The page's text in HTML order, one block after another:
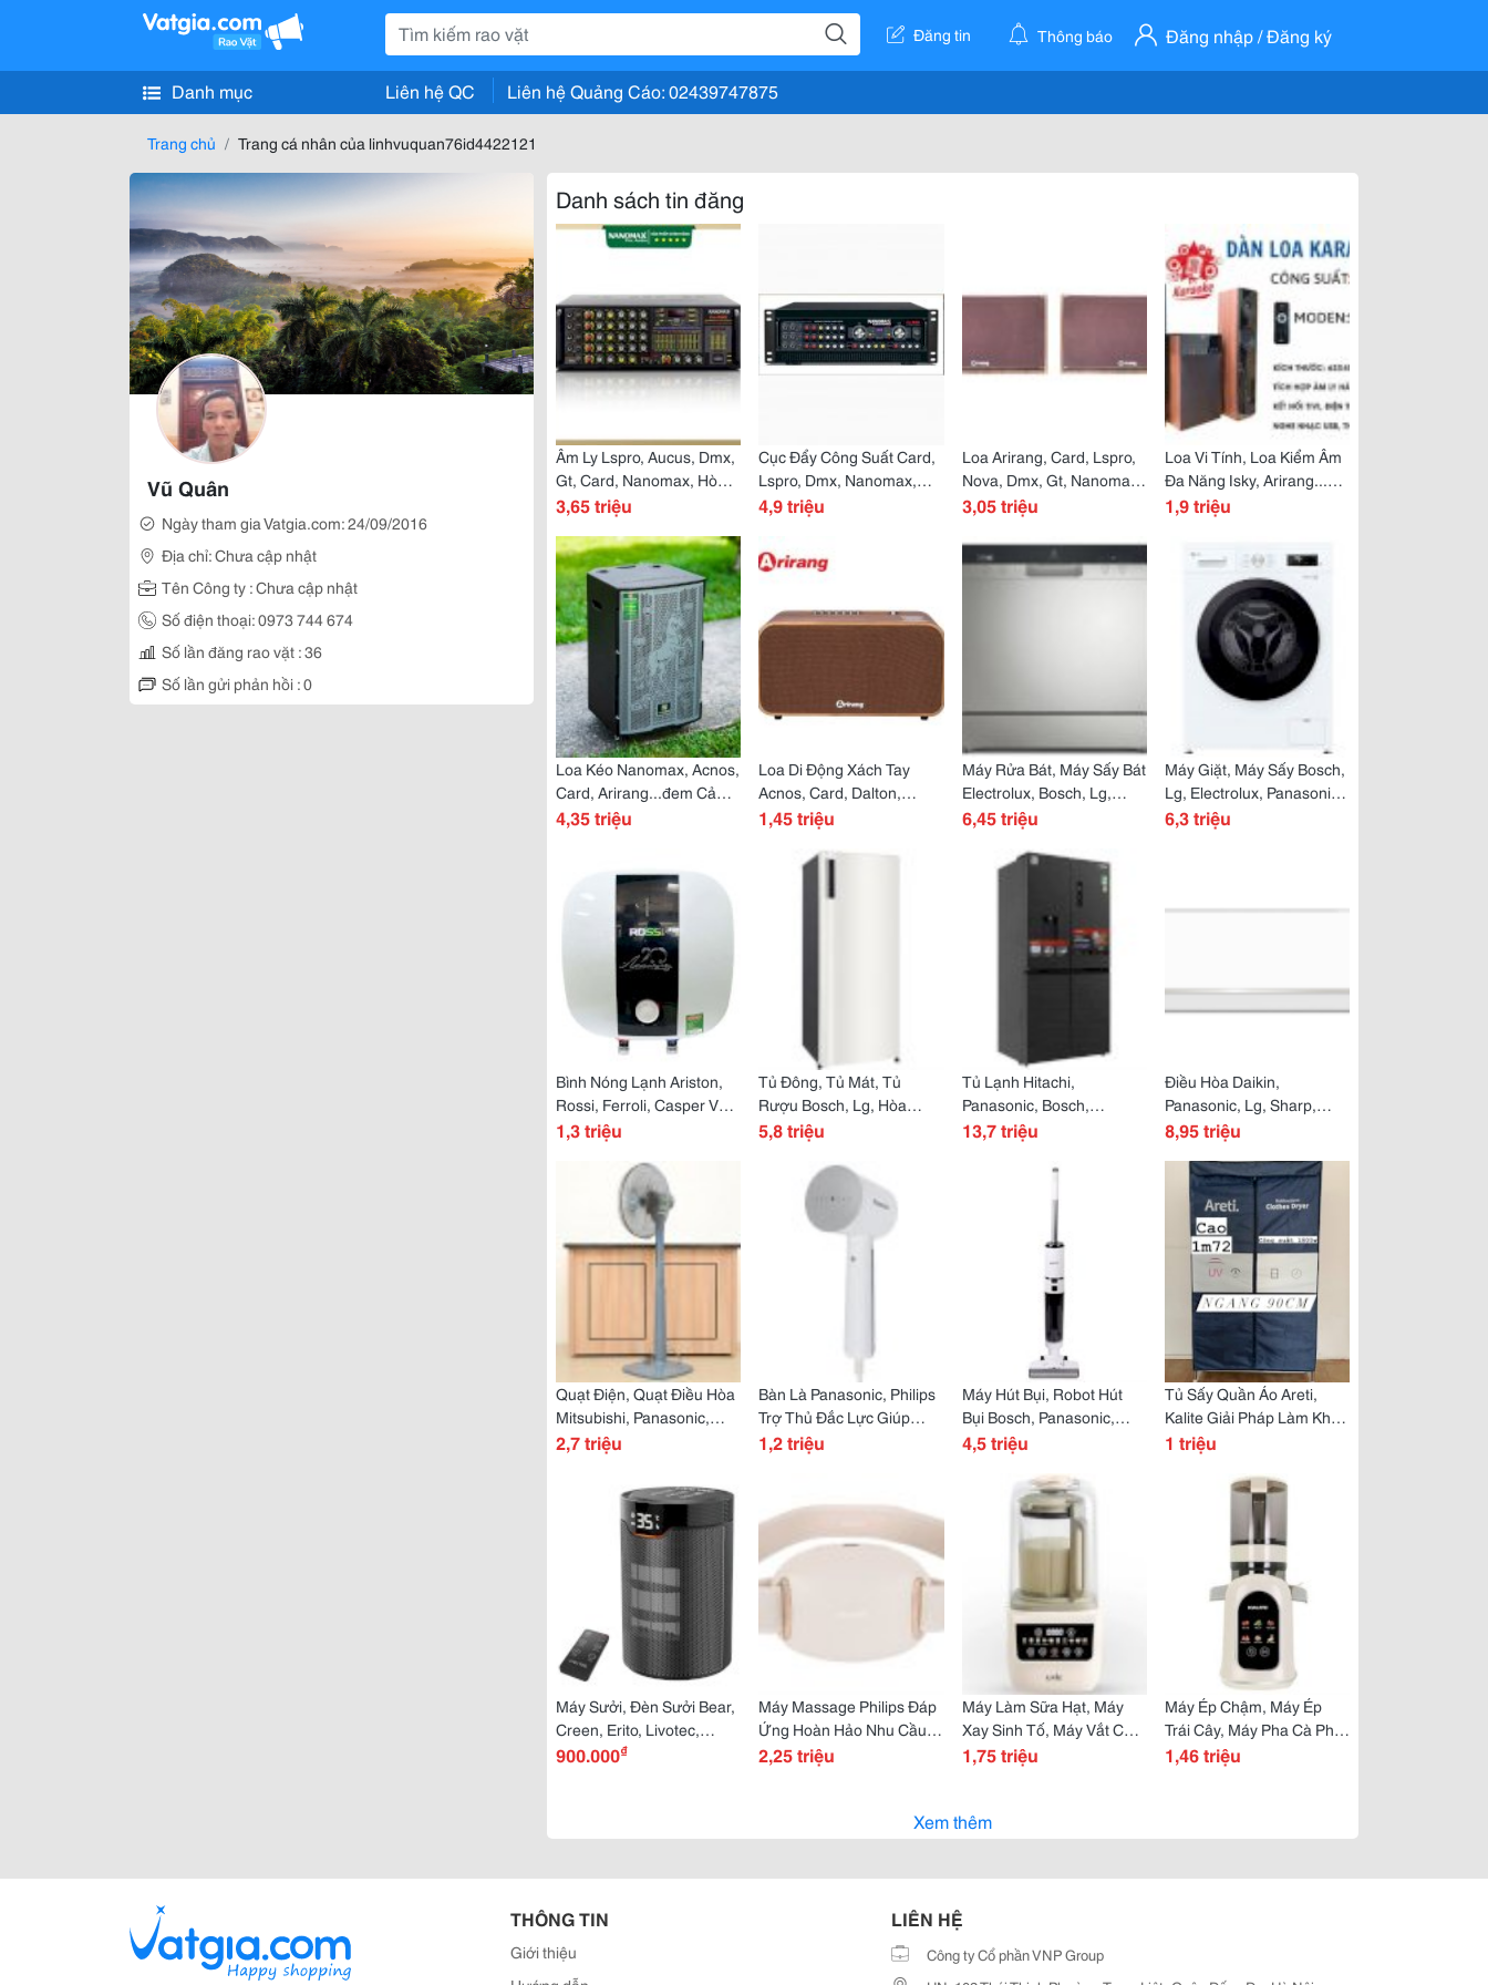
Đăng tin Thông báo Đăng nhập / Đăng ký
Danh mục Liên hệ QC Liên hệ Quảng Cáo: 02439747875
Trang chủ Trang cá nhân của linhvuquan76id4422121
Vũ Quân
Ngày tham gia Vatgia.com: 24/09/2016
Địa chỉ: Chưa cập nhật
Tên Công ty : Chưa cập nhật
Số điện thoại: 0973 744 674
Số lần đăng rao vặt : 36
Số lần gửi phản hồi : 0
Danh sách tin đăng
Âm Ly Lspro, Aucus, Dmx,
Gt, Card, Nanomax, Hòa
Nhạc, Arirang Chính Hãng
3,65 triệu
Cục Đẩy Công Suất Card,
Lspro, Dmx, Nanomax,
Hòa Nhạc...đỉnh Cao Chất
4,9 triệu
Loa Arirang, Card, Lspro,
Nova, Dmx, Gt, Nanomax
Mạnh Mẽ, Sống Động Với
3,05 triệu
Loa Vi Tính, Loa Kiểm Âm
Đa Năng Isky, Arirang...giá
Hợp Lý, Đẹp Như Ý
1,9 triệu
Loa Kéo Nanomax, Acnos,
Card, Arirang...đem Cả
Thế Giới Âm Thanh Vào
4,35 triệu
Loa Di Động Xách Tay
Acnos, Card, Dalton,
Nanomax, Arirang,
Thanh
1,45 triệu
Máy Rửa Bát, Máy Sấy Bát
Electrolux, Bosch, Lg,
Junger, Natoshi, Hòa Phát
Không Mua
6,45 triệu
Máy Giặt, Máy Sấy Bosch,
Lg, Electrolux, Panasonic,
Samsung, Toshiba,
6,3 triệu
Bình Nóng Lạnh Ariston,
Rossi, Ferroli, Casper Vẻ
Đẹp Châu Âu Giữa Lòng
1,3 triệu
Tủ Đông, Tủ Mát, Tủ
Rượu Bosch, Lg, Hòa
Phát, Sanaky, Toshiba,
5,8 triệu
Tủ Lạnh Hitachi,
Panasonic, Bosch,
Toshiba, Electrolux,
Funiki...giá Hợp Lý, Đẹp
13,7 triệu
Điều Hòa Daikin,
Panasonic, Lg, Sharp,
Funiki, Casper, Midea,
Giá Cả Hợp Lý
8,95 triệu
Quạt Điện, Quạt Điều Hòa
Mitsubishi, Panasonic,
Hatari, Bosch,
Cuộc Sống
2,7 triệu
Bàn Là Panasonic, Philips
Trợ Thủ Đắc Lực Giúp
Trang Phục Bạn Phẳng
1,2 triệu
Máy Hút Bụi, Robot Hút
Bụi Bosch, Panasonic,
Toshiba, Liectroux...làm
Ngôi Nhà
4,5 triệu
Tủ Sấy Quần Áo Areti,
Kalite Giải Pháp Làm Khô
Quần Áo Hoàn Hảo Trong
1 triệu
Máy Sưởi, Đèn Sưởi Bear,
Creen, Erito, Livotec,
Kottmann, Klopper,
900.000₫
Máy Massage Philips Đáp
Ứng Hoàn Hảo Nhu Cầu
Thư Giãn Tất Cả Mọi
2,25 triệu
Máy Làm Sữa Hạt, Máy
Xay Sinh Tố, Máy Vắt Cam
Bosch, Sharp, Panasonic,
1,75 triệu
Máy Ép Chậm, Máy Ép
Trái Cây, Máy Pha Cà Phê
Bosch, Sharp, Unie,
1,46 triệu
Xem thêm
THÔNG TIN
Giới thiệu
LIÊN HỆ
Công ty Cổ phần VNP Group